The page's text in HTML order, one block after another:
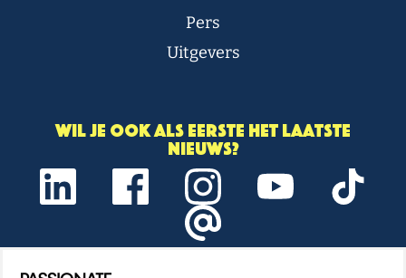
Pers
Uitgevers
Wil je ook als eerste het laatste
nieuws?